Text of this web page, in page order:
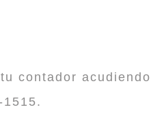
contador